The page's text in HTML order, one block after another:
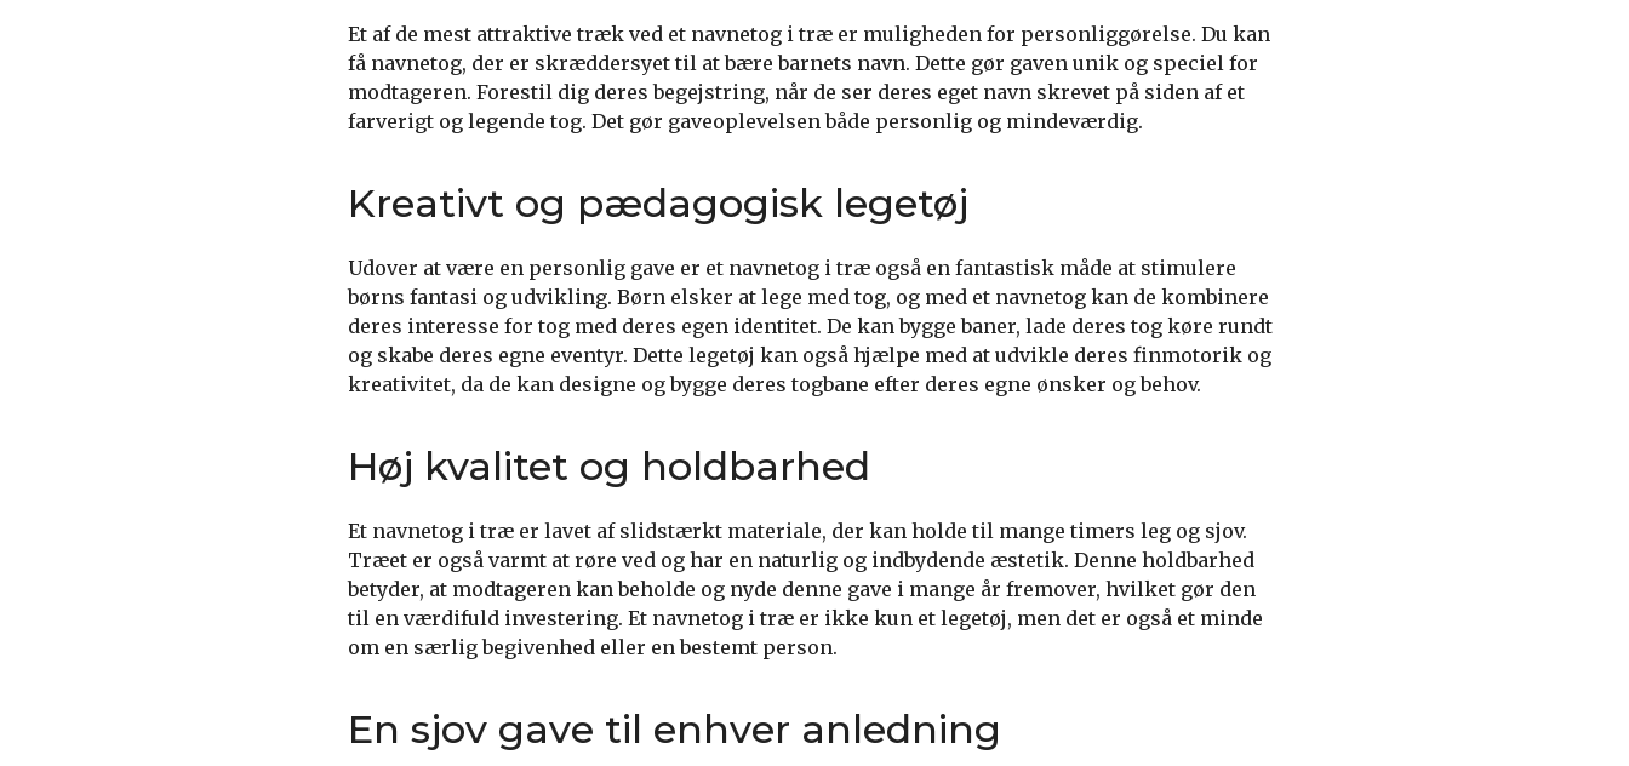
Et af de mest attraktive træk ved et navnetog i træ er muligheden for personliggørelse. Du kan
få navnetog, der er skræddersyet til at bære barnets navn. Dette gør gaven unik og speciel for
modtageren. Forestil dig deres begejstring, når de ser deres eget navn skrevet på siden af et
farverigt og legende tog. Det gør gaveoplevelsen både personlig og mindeværdig.
Kreativt og pædagogisk legetøj
Udover at være en personlig gave er et navnetog i træ også en fantastisk måde at stimulere
børns fantasi og udvikling. Børn elsker at lege med tog, og med et navnetog kan de kombinere
deres interesse for tog med deres egen identitet. De kan bygge baner, lade deres tog køre rundt
og skabe deres egne eventyr. Dette legetøj kan også hjælpe med at udvikle deres finmotorik og
kreativitet, da de kan designe og bygge deres togbane efter deres egne ønsker og behov.
Høj kvalitet og holdbarhed
Et navnetog i træ er lavet af slidstærkt materiale, der kan holde til mange timers leg og sjov.
Træet er også varmt at røre ved og har en naturlig og indbydende æstetik. Denne holdbarhed
betyder, at modtageren kan beholde og nyde denne gave i mange år fremover, hvilket gør den
til en værdifuld investering. Et navnetog i træ er ikke kun et legetøj, men det er også et minde
om en særlig begivenhed eller en bestemt person.
En sjov gave til enhver anledning